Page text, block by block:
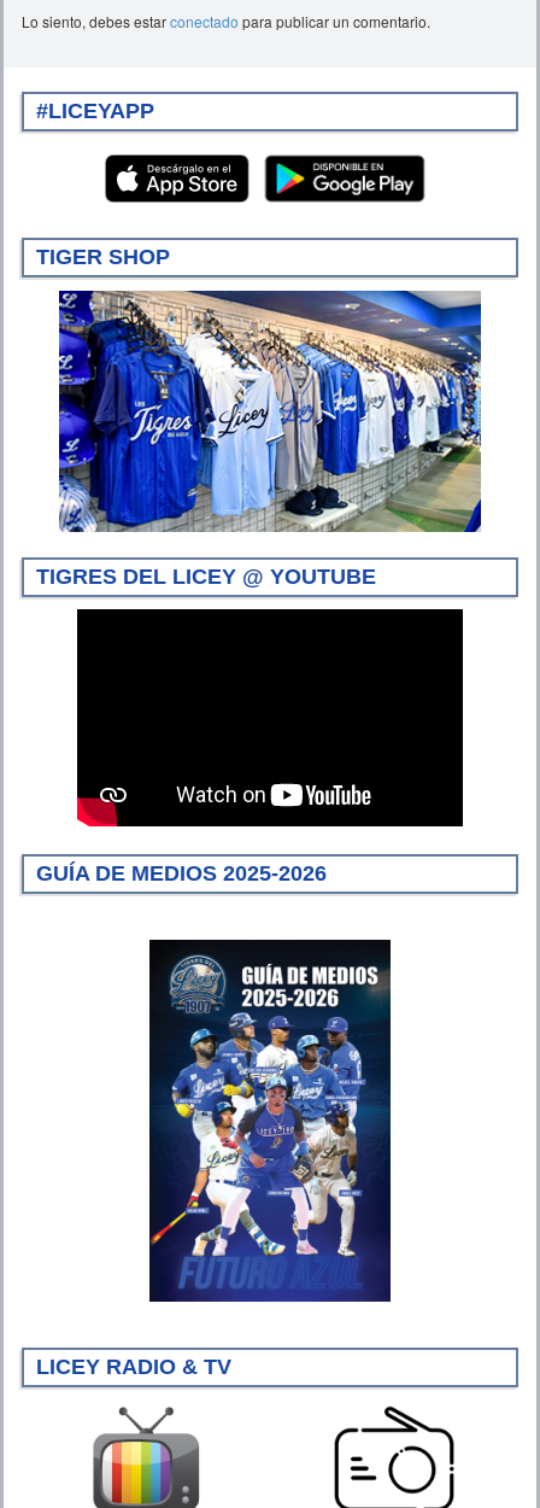
Lo siento, debes estarconectado para publicar un comentario.
#LICEYAPP
TIGER SHOP
TIGRES DEL LICEY @ YOUTUBE
GUÍA DE MEDIOS 2025-2026
LICEY RADIO & TV